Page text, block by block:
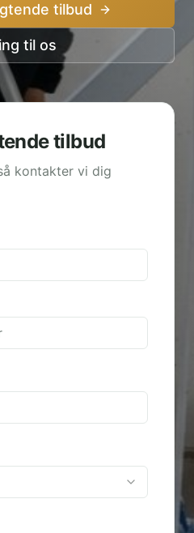
tilbud
til os
tilbud
kontakter vi dig